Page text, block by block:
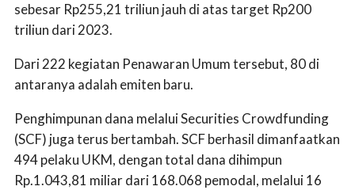
sebesar Rp255,21 triliun jauh di atas target Rp200
triliun dari 2023.
Dari 222 kegiatan Penawaran Umum tersebut, 80 di
antaranya adalah emiten baru.
Penghimpunan dana melalui Securities Crowdfunding
(SCF) juga terus bertambah. SCF berhasil dimanfaatkan
494 pelaku UKM, dengan total dana dihimpun
Rp.1.043,81 miliar dari 168.068 pemodal, melalui 16